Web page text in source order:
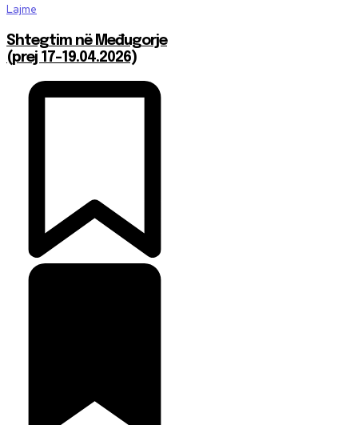
Lajme
Shtegtim në Međugorje
(prej 17-19.04.2026)